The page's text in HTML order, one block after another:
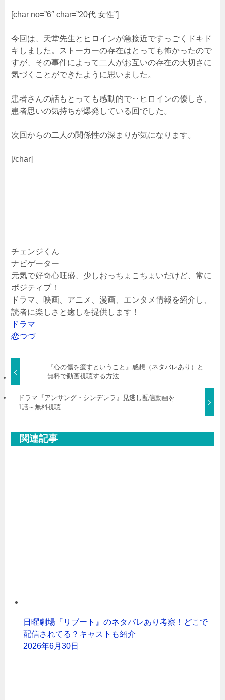
[char no=”6″ char=”20代 女性”]
今回は、天堂先生とヒロインが急接近ですっごくドキド
キしました。ストーカーの存在はとっても怖かったので
すが、その事件によって二人がお互いの存在の大切さに
気づくことができたように思いました。
患者さんの話もとっても感動的で‥ヒロインの優しさ、
患者思いの気持ちが爆発している回でした。
次回からの二人の関係性の深まりが気になります。
[/char]
チェンジくん
ナビゲーター
元気で好奇心旺盛、少しおっちょこちょいだけど、常に
ポジティブ！
ドラマ、映画、アニメ、漫画、エンタメ情報を紹介し、
読者に楽しさと癒しを提供します！
ドラマ
恋つづ
『心の傷を癒すということ』感想（ネタバレあり）と
無料で動画視聴する方法
ドラマ『アンサング・シンデレラ』見逃し配信動画を
1話～無料視聴
関連記事
日曜劇場『リブート』のネタバレあり考察！どこで
配信されてる？キャストも紹介
2026年6月30日